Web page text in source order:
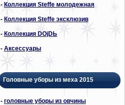
-Коллекция Steffe молодежная
- Коллекция Steffe эксклюзив
- Коллекция DОjDЬ
- Аксессуары
Головные уборы из меха 2015
- головные уборы из овчины